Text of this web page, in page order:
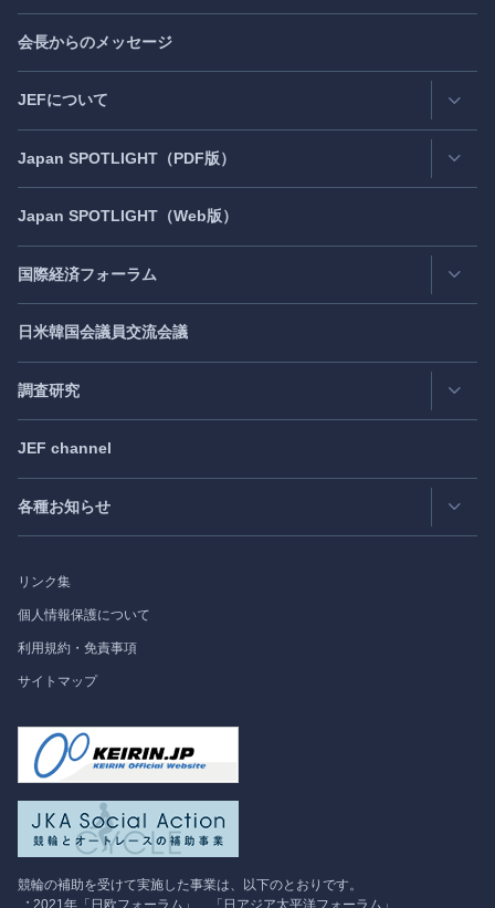
会長からのメッセージ
JEFについて
連絡先・所在地
活動評価
Japan SPOTLIGHT （PDF版）
Latest Issue- 最新号
Back Number
Publisher's Note- パブリッシャーズノート
Exclusive Interview
Japan SPOTLIGHT （Web版）
国際経済フォーラム
日アジア太平洋フォーラム
日米フォーラム
日欧フォーラム
過去の実績
日米韓国会議員交流会議
調査研究
研究会
出版物
受託事業
JEF channel
各種お知らせ
フォーラム情報
調査研究
リンク集
個人情報保護について
利用規約・免責事項
サイトマップ
競輪の補助を受けて実施した事業は、以下のとおりです。